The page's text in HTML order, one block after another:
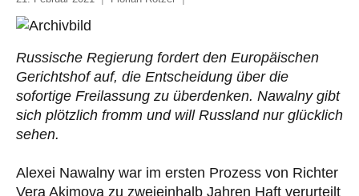
Russische Regierung fordert den Europäischen
Gerichtshof auf, die Entscheidung über die
sofortige Freilassung zu überdenken. Nawalny gibt
sich plötzlich fromm und will Russland nur glücklich
sehen.
Alexei Nawalny war im ersten Prozess von Richter
Vera Akimova zu zweieinhalb Jahren Haft verurteilt